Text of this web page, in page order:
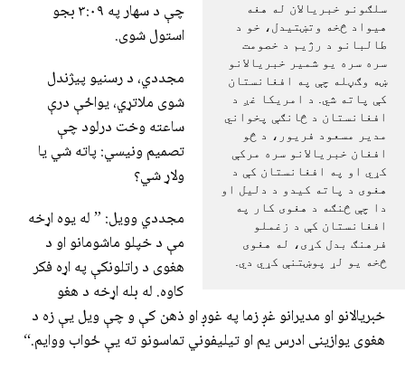
سلګونو خبریالان له هغه
هیواد څخه وتښتیدل، خو د
طالبانو د رژیم د خصومت
سره سره یو شمیر خبریالانو
ښه وګڼله چې په افغانستان
کې پاته شي. د امریکا غږ د
افغانستان د څانګې پخواني
مدیر مسعود فریور، د څو
افغان خبریالانو سره مرکې
کړي او په افغانستان کې د
هغوی د پاته کیدو د دلیل او
دا چې څنګه د هغوی کار په
افغانستان کې د زغملو
فرهنګ بدل کړی، له هغوی
څخه یو لړ پوښتنې کړي دي.
چې د سهار په ۳:۰۹ بجو
استول شوی.
مجددي، د رسنیو پیژندل
شوی ملاتړي، یواځې درې
ساعته وخت درلود چې
تصمیم ونیسي: پاته شي یا
ولاړ شي؟
مجددي وویل: ” له یوه اړخه
مې د خپلو ماشومانو او د
هغوی د راتلونکې په اړه فکر
کاوه. له بله اړخه د هغو
خبریالانو او مدیرانو غږ زما په غوږ او ذهن کې و چې ویل یې زه د
هغوی یوازینی ادرس یم او تیلیفوني تماسونو ته یې ځواب ووایم.“